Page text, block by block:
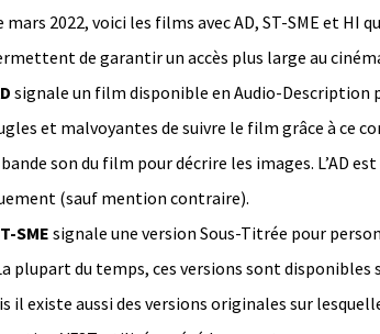
2022, voici les films avec AD, ST-SME et HI
de garantir un accès plus large au
signale un film disponible en Audio-Description
et malvoyantes de suivre le film grâce à ce
son du film pour décrire les images. L’AD
(sauf mention contraire).
SME signale une version Sous-Titrée pour
plupart du temps, ces versions sont disponibles
il existe aussi des versions originales sur